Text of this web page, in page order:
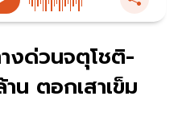
งด่วนจตุโชติ-
น ตอกเสาเข็ม